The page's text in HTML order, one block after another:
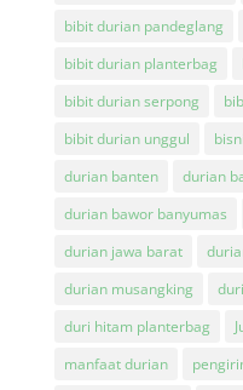
bibit durian pandeglang
bibit durian planterbag
bibit durian serpong
bibit durian unggul
durian banten
durian
durian bawor banyumas
durian jawa barat
durian musangking
duri hitam planterbag
manfaat durian